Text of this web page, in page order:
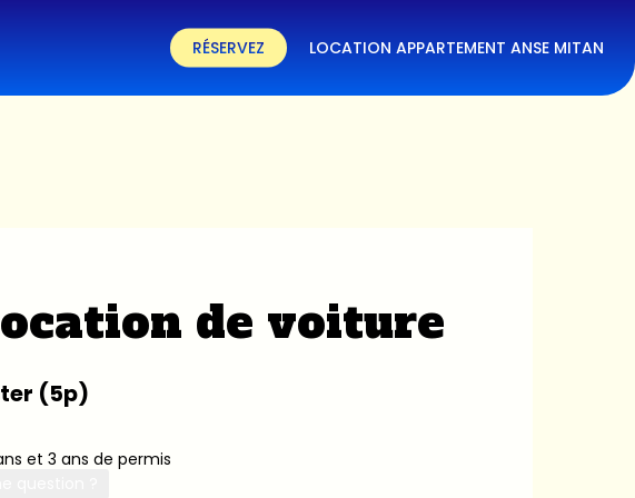
RÉSERVEZ LOCATION APPARTEMENT ANSE MITAN
de voiture
(5p)
et 3 ans de permis